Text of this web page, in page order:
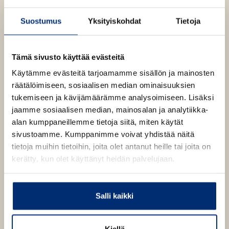
Suostumus Yksityiskohdat Tietoja
Tämä sivusto käyttää evästeitä
Käytämme evästeitä tarjoamamme sisällön ja mainosten
räätälöimiseen, sosiaalisen median ominaisuuksien
tukemiseen ja kävijämäärämme analysoimiseen. Lisäksi
jaamme sosiaalisen median, mainosalan ja analytiikka-
alan kumppaneillemme tietoja siitä, miten käytät
sivustoamme. Kumppanimme voivat yhdistää näitä
tietoja muihin tietoihin, joita olet antanut heille tai joita on
kerätty, kun olet käyttänyt heidän palvelujaan.
Salli kaikki
u
k
a
a
u
u
t
e
e
n
v
l
l
e
e
t
A
k
a
e
i
A. E. Järvinen
Aarne Erkki Järvinen (1891–1963) oli
helsinkiläissyntyinen metsänhoitaja, eräkirjailija ja
taidemaalari. Hän valmistui metsänhoitajaksi 1915 ja
hakeutui tuolloin työhön Lappiin. Järvinen toimi
vuosina 1915–1958 Rovaniemellä Metsähallituksen
metsänarvostelijana ja myöhemmin ylimetsänhoitajana.
Hän julkaisi 21 kaunokirjallista teosta.